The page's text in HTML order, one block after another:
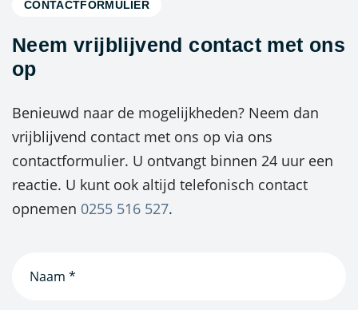
CONTACTFORMULIER
Neem vrijblijvend contact met ons
op
Benieuwd naar de mogelijkheden? Neem dan
vrijblijvend contact met ons op via ons
contactformulier. U ontvangt binnen 24 uur een
reactie. U kunt ook altijd telefonisch contact
opnemen 0255 516 527.
(Vereist)